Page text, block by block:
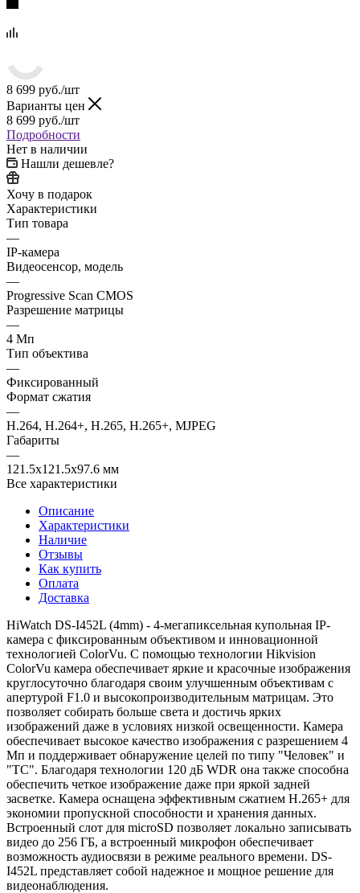
8 699 руб./шт
Варианты цен
8 699 руб./шт
Подробности
Нет в наличии
Нашли дешевле?
Хочу в подарок
Характеристики
Тип товара
—
IP-камера
Видеосенсор, модель
—
Progressive Scan CMOS
Разрешение матрицы
—
4 Мп
Тип объектива
—
Фиксированный
Формат сжатия
—
H.264, H.264+, H.265, H.265+, MJPEG
Габариты
—
121.5x121.5x97.6 мм
Все характеристики
Описание
Характеристики
Наличие
Отзывы
Как купить
Оплата
Доставка
HiWatch DS-I452L (4mm) - 4-мегапиксельная купольная IP-
камера с фиксированным объективом и инновационной
технологией ColorVu. С помощью технологии Hikvision
ColorVu камера обеспечивает яркие и красочные изображения
круглосуточно благодаря своим улучшенным объективам с
апертурой F1.0 и высокопроизводительным матрицам. Это
позволяет собирать больше света и достичь ярких
изображений даже в условиях низкой освещенности. Камера
обеспечивает высокое качество изображения с разрешением 4
Мп и поддерживает обнаружение целей по типу "Человек" и
"ТС". Благодаря технологии 120 дБ WDR она также способна
обеспечить четкое изображение даже при яркой задней
засветке. Камера оснащена эффективным сжатием H.265+ для
экономии пропускной способности и хранения данных.
Встроенный слот для microSD позволяет локально записывать
видео до 256 ГБ, а встроенный микрофон обеспечивает
возможность аудиосвязи в режиме реального времени. DS-
I452L представляет собой надежное и мощное решение для
видеонаблюдения.